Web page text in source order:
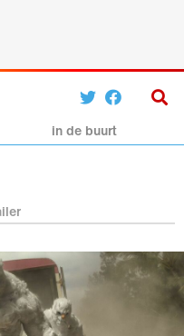
in de buurt